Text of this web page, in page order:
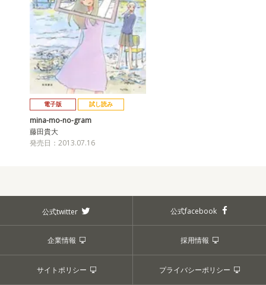
電子版 試し読み
mina-mo-no-gram
藤田貴大
発売日：2013.07.16
公式twitter 公式facebook
企業情報 採用情報
サイトポリシー プライバシーポリシー